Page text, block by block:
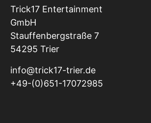
Trick17 Entertainment
GmbH
Stauffenbergstraße 7
54295 Trier
info@trick17-trier.de
+49-(0)651-17072985